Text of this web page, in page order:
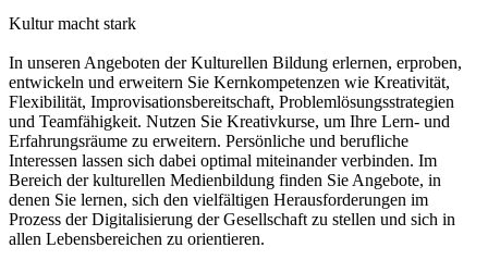
Kultur macht stark
In unseren Angeboten der Kulturellen Bildung erlernen, erproben,
entwickeln und erweitern Sie Kernkompetenzen wie Kreativität,
Flexibilität, Improvisationsbereitschaft, Problemlösungsstrategien
und Teamfähigkeit. Nutzen Sie Kreativkurse, um Ihre Lern- und
Erfahrungsräume zu erweitern. Persönliche und berufliche
Interessen lassen sich dabei optimal miteinander verbinden. Im
Bereich der kulturellen Medienbildung finden Sie Angebote, in
denen Sie lernen, sich den vielfältigen Herausforderungen im
Prozess der Digitalisierung der Gesellschaft zu stellen und sich in
allen Lebensbereichen zu orientieren.